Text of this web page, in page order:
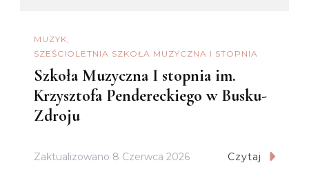
MUZYK
SZEŚCIOLETNIA SZKOŁA MUZYCZNA I STOPNIA
Szkoła Muzyczna I stopnia im.
Krzysztofa Pendereckiego w Busku-
Zdroju
Zaktualizowano 8 Czerwca 2026 Czytaj